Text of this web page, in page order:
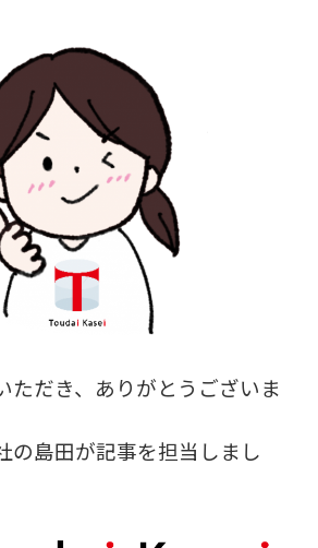
ただき、ありがとうございま
の島田が記事を担当しまし